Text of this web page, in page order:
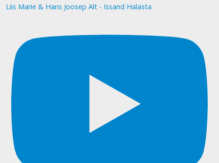
Liis Marie & Hans Joosep Alt - Issand Halasta